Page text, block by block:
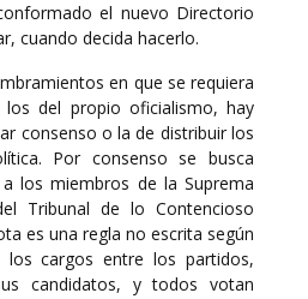
el nuevo Directorio
cuando decida hacerlo.
en que se requiera
del propio oficialismo, hay
consenso o la de distribuir los
Por consenso se busca
los miembros de la Suprema
Tribunal de lo Contencioso
es una regla no escrita según
los cargos entre los partidos,
candidatos, y todos votan